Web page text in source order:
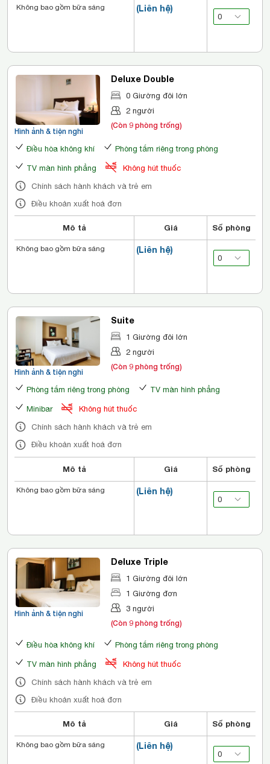
(Liên hệ)
Không bao gồm bữa sáng
Hình ảnh & tiện nghi
Deluxe Double
0 Giường đôi lớn
2 người
(Còn 9 phòng trống)
Điều hòa không khí Phòng tắm riêng trong phòng
TV màn hình phẳng
Không hút thuốc
Chính sách hành khách và trẻ em
Điều khoản xuất hoá đơn
Mô tả Giá Số phòng
(Liên hệ)
Không bao gồm bữa sáng
Hình ảnh & tiện nghi
Suite
1 Giường đôi lớn
2 người
(Còn 9 phòng trống)
Phòng tắm riêng trong phòng TV màn hình phẳng
Minibar
Không hút thuốc
Chính sách hành khách và trẻ em
Điều khoản xuất hoá đơn
Mô tả Giá Số phòng
(Liên hệ)
Không bao gồm bữa sáng
Hình ảnh & tiện nghi
Deluxe Triple
1 Giường đôi lớn
1 Giường đơn
3 người
(Còn 9 phòng trống)
Điều hòa không khí Phòng tắm riêng trong phòng
TV màn hình phẳng
Không hút thuốc
Chính sách hành khách và trẻ em
Điều khoản xuất hoá đơn
Mô tả Giá Số phòng
(Liên hệ)
Không bao gồm bữa sáng